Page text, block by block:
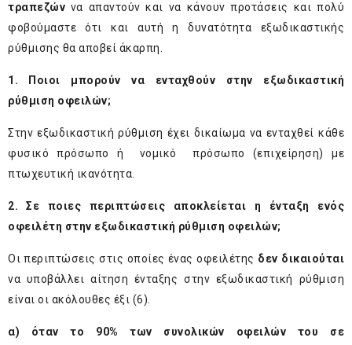
τραπεζών να απαντούν και να κάνουν προτάσεις και πολύ
φοβούμαστε ότι και αυτή η δυνατότητα εξωδικαστικής
ρύθμισης θα αποβεί άκαρπη.
1. Ποιοι μπορούν να ενταχθούν στην εξωδικαστική
ρύθμιση οφειλών;
Στην εξωδικαστική ρύθμιση έχει δικαίωμα να ενταχθεί κάθε
φυσικό πρόσωπο ή νομικό πρόσωπο (επιχείρηση) με
πτωχευτική ικανότητα.
2. Σε ποιες περιπτώσεις αποκλείεται η ένταξη ενός
οφειλέτη στην εξωδικαστική ρύθμιση οφειλών;
Οι περιπτώσεις στις οποίες ένας οφειλέτης δεν δικαιούται
να υποβάλλει αίτηση ένταξης στην εξωδικαστική ρύθμιση
είναι οι ακόλουθες έξι (6).
α) όταν το 90% των συνολικών οφειλών του σε